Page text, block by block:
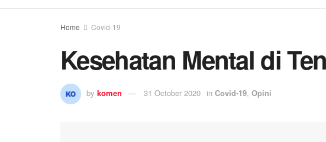
Home Covid-19
Kesehatan Mental di
by komen 31 October 2020 in Covid-19, Opini